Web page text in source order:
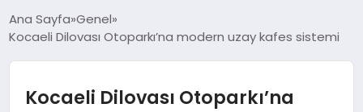
ANASAYFA
Ana Sayfa Genel
Kocaeli Dilovası Otoparkı’na modern uzay kafes sistemi
Kocaeli Dilovası Otoparkı’na